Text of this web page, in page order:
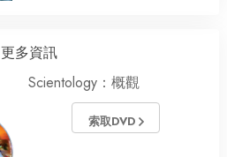
更多資訊
Scientology：概觀
索取DVD